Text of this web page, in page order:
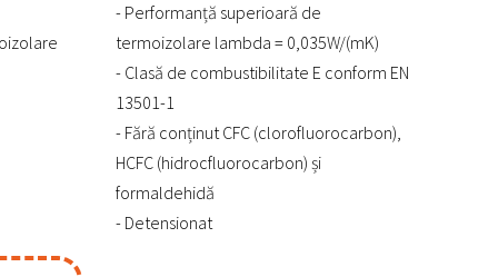
- Performanță superioară de
termoizolare lambda = 0,035W/(mK)
- Clasă de combustibilitate E conform EN
13501-1
- Fără conținut CFC (clorofluorocarbon),
HCFC (hidrocfluorocarbon) și
formaldehidă
- Detensionat